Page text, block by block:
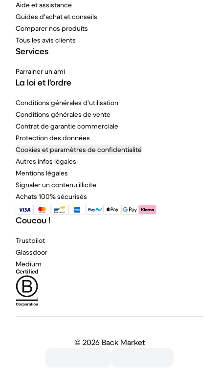
Aide et assistance
Guides d'achat et conseils
Comparer nos produits
Tous les avis clients
Services
Parrainer un ami
La loi et l'ordre
Conditions générales d'utilisation
Conditions générales de vente
Contrat de garantie commerciale
Protection des données
Cookies et paramètres de confidentialité
Autres infos légales
Mentions légales
Signaler un contenu illicite
Achats 100% sécurisés
Coucou !
Trustpilot
Glassdoor
Medium
© 2026 Back Market